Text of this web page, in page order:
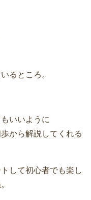
るところ。
いいように
から解説してくれる
して初心者でも楽し